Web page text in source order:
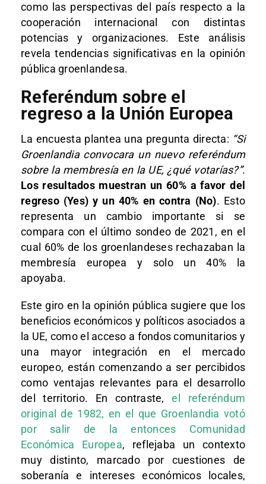
como las perspectivas del país respecto a la
cooperación internacional con distintas
potencias y organizaciones. Este análisis
revela tendencias significativas en la opinión
pública groenlandesa.
Referéndum sobre el
regreso a la Unión Europea
La encuesta plantea una pregunta directa: “Si
Groenlandia convocara un nuevo referéndum
sobre la membresía en la UE, ¿qué votarías?”.
Los resultados muestran un 60% a favor del
regreso (Yes) y un 40% en contra (No). Esto
representa un cambio importante si se
compara con el último sondeo de 2021, en el
cual 60% de los groenlandeses rechazaban la
membresía europea y solo un 40% la
apoyaba.
Este giro en la opinión pública sugiere que los
beneficios económicos y políticos asociados a
la UE, como el acceso a fondos comunitarios y
una mayor integración en el mercado
europeo, están comenzando a ser percibidos
como ventajas relevantes para el desarrollo
del territorio. En contraste,el referéndum
original de 1982, en el que Groenlandia votó
por salir de la entonces Comunidad
Económica Europea, reflejaba un contexto
muy distinto, marcado por cuestiones de
soberanía e intereses económicos locales,